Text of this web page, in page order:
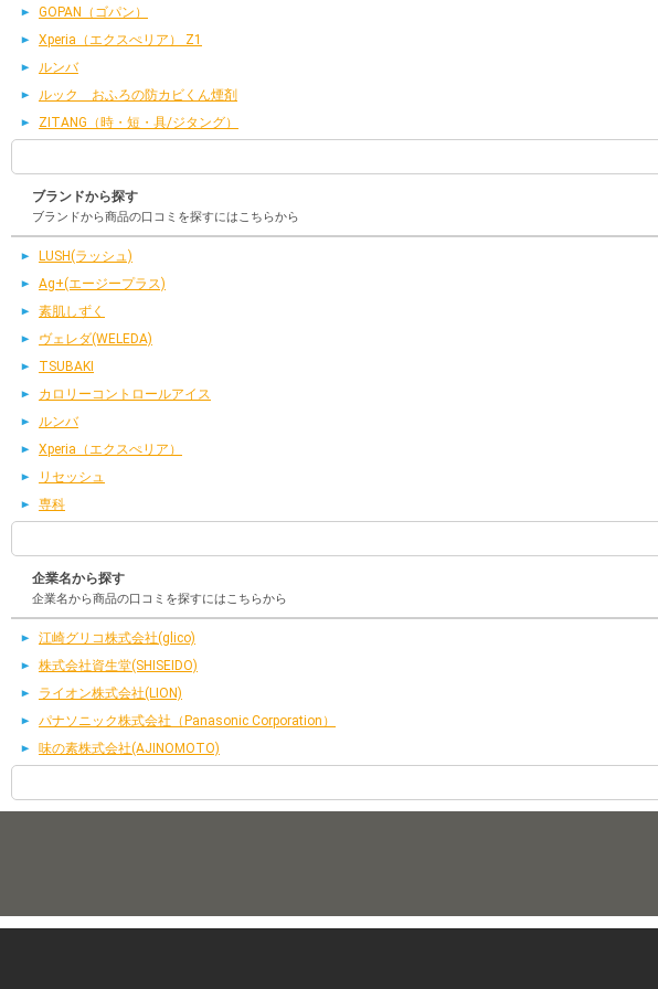
GOPAN（ゴパン）
Xperia（エクスぺリア） Z1
ルンバ
ルック おふろの防カビくん煙剤
ZITANG（時・短・具/ジタング）
ブランドから探す
ブランドから商品の口コミを探すにはこちらから
LUSH(ラッシュ)
Ag+(エージープラス)
素肌しずく
ヴェレダ(WELEDA)
TSUBAKI
カロリーコントロールアイス
ルンバ
Xperia（エクスぺリア）
リセッシュ
専科
企業名から探す
企業名から商品の口コミを探すにはこちらから
江崎グリコ株式会社(glico)
株式会社資生堂(SHISEIDO)
ライオン株式会社(LION)
パナソニック株式会社（Panasonic Corporation）
味の素株式会社(AJINOMOTO)